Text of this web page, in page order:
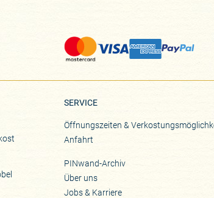
SERVICE
Öffnungszeiten &
Anfahrt
PINwand-Archiv
Über uns
Jobs & Karriere